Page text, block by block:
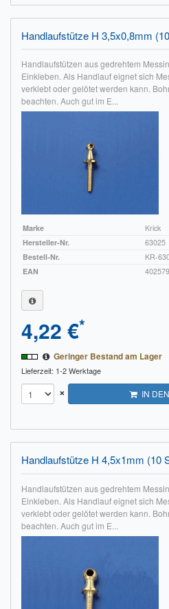
Handlaufstütze H 3,5x0,8mm
Handlaufstützen aus gedrehtem
Einkleben. Als Handlauf eignet sich
verklebt oder gelötet werden kann.
beachten. Auch gut im E...
Marke
Krick
Hersteller-Nr.
63025
Bestell-Nr.
KR-
EAN
4,22 €*
Geringer Bestand am Lager
Lieferzeit: 1-2 Werktage
× IN
Handlaufstütze H 4,5x1mm (10
Handlaufstützen aus gedrehtem
Einkleben. Als Handlauf eignet sich
verklebt oder gelötet werden kann.
beachten. Auch gut im E...